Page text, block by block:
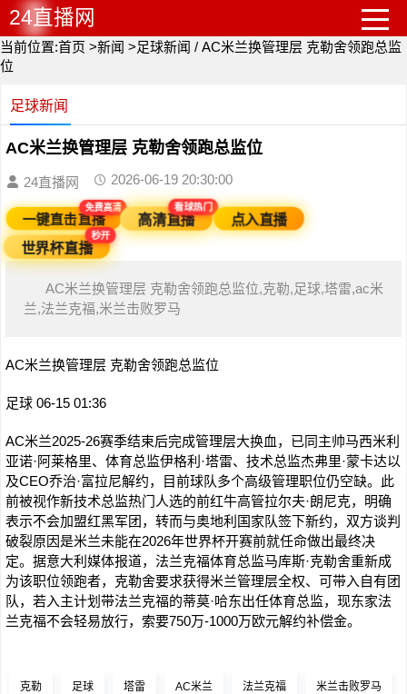
24直播网
当前位置:首页 >新闻 >足球新闻 / AC米兰换管理层 克勒舍领跑总监
位
足球新闻
AC米兰换管理层 克勒舍领跑总监位
24直播网 2026-06-19 20:30:00
一键直击直播
免费高清
高清直播
看球热门
点入直播
世界杯直播
秒开
AC米兰换管理层 克勒舍领跑总监位,克勒,足球,塔雷,ac米
兰,法兰克福,米兰击败罗马
AC米兰换管理层 克勒舍领跑总监位
足球 06-15 01:36
AC米兰2025-26赛季结束后完成管理层大换血，已同主帅马西米利
亚诺·阿莱格里、体育总监伊格利·塔雷、技术总监杰弗里·蒙卡达以
及CEO乔治·富拉尼解约，目前球队多个高级管理职位仍空缺。此
前被视作新技术总监热门人选的前红牛高管拉尔夫·朗尼克，明确
表示不会加盟红黑军团，转而与奥地利国家队签下新约，双方谈判
破裂原因是米兰未能在2026年世界杯开赛前就任命做出最终决
定。据意大利媒体报道，法兰克福体育总监马库斯·克勒舍重新成
为该职位领跑者，克勒舍要求获得米兰管理层全权、可带入自有团
队，若入主计划带法兰克福的蒂莫·哈东出任体育总监，现东家法
兰克福不会轻易放行，索要750万-1000万欧元解约补偿金。
克勒 足球 塔雷 AC米兰 法兰克福 米兰击败罗马